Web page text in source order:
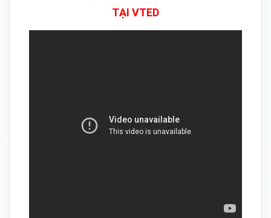
TẠI VTED